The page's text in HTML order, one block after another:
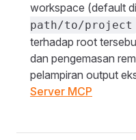
workspace (default
path/to/project
terhadap root
dan pengemasan
pelampiran output
Server MCP